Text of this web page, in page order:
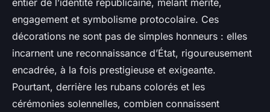
Lambert•05/05/2026 10:11•10 min de lecture
entier de l’identité républicaine, mêlant mérite,
engagement et symbolisme protocolaire. Ces
décorations ne sont pas de simples honneurs : elles
incarnent une reconnaissance d’État, rigoureusement
encadrée, à la fois prestigieuse et exigeante.
Pourtant, derrière les rubans colorés et les
cérémonies solennelles, combien connaissent